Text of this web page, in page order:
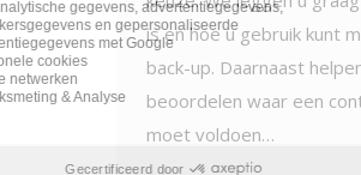
is en hoe u gebruik kunt
back-up. Daarnaast
beoordelen waar een
moet voldoen…